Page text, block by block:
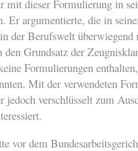
mit dieser Formulierung in
Er argumentierte, die in
der Berufswelt überwiegend
den Grundsatz der
Formulierungen
Mit der verwendeten
jedoch verschlüsselt zum
vor dem